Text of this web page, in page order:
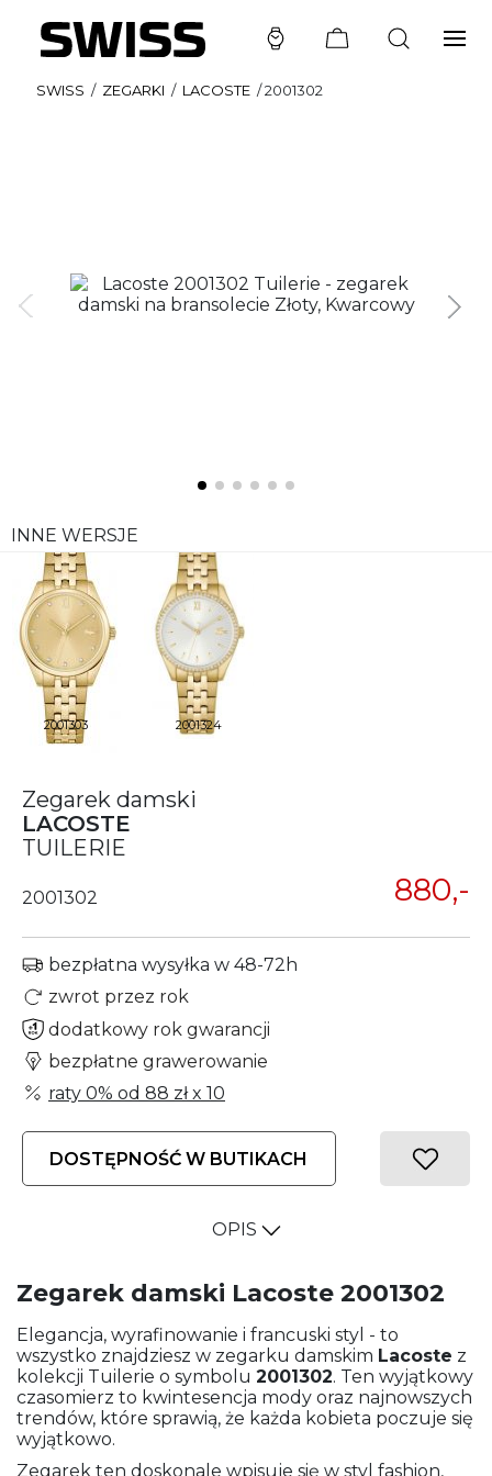
SWISS / ZEGARKI / LACOSTE /2001302
INNE WERSJE
2001303 2001324
Zegarek damski
LACOSTE
TUILERIE
2001302 880,-
bezpłatna wysyłka w 48-72h
zwrot przez rok
dodatkowy rok gwarancji
bezpłatne grawerowanie
raty 0% od 88 złx 10
DOSTĘPNOŚĆ W BUTIKACH
OPIS
Zegarek damski Lacoste 2001302
Elegancja, wyrafinowanie i francuski styl - to
wszystko znajdziesz w zegarku damskim Lacoste z
kolekcji Tuilerie o symbolu 2001302. Ten wyjątkowy
czasomierz to kwintesencja mody oraz najnowszych
trendów, które sprawią, że każda kobieta poczuje się
wyjątkowo.
Zegarek ten doskonale wpisuje się w styl fashion,